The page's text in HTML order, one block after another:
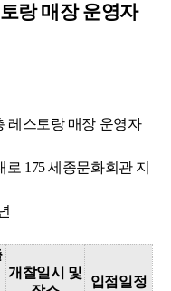
랑 매장 운영자
레스토랑 매장 운영자
175 세종문화회관 지
개찰일시 및
입점일정